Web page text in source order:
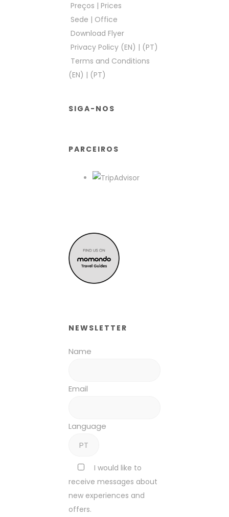
Preços | Prices
Sede | Office
Download Flyer
Privacy Policy (EN) | (PT)
Terms and Conditions
(EN) | (PT)
SIGA-NOS
PARCEIROS
NEWSLETTER
Name
Email
Language
I would like to
receive messages about
new experiences and
offers.